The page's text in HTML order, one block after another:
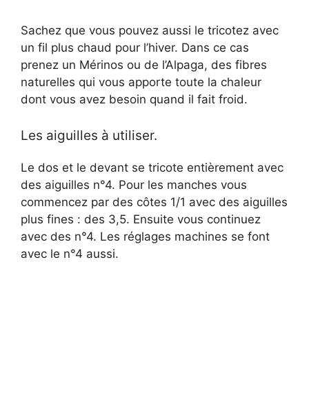
Sachez que vous pouvez aussi le tricotez avec
un fil plus chaud pour l’hiver. Dans ce cas
prenez un Mérinos ou de l’Alpaga, des fibres
naturelles qui vous apporte toute la chaleur
dont vous avez besoin quand il fait froid.
Les aiguilles à utiliser.
Le dos et le devant se tricote entièrement avec
des aiguilles n°4. Pour les manches vous
commencez par des côtes 1/1 avec des aiguilles
plus fines : des 3,5. Ensuite vous continuez
avec des n°4. Les réglages machines se font
avec le n°4 aussi.